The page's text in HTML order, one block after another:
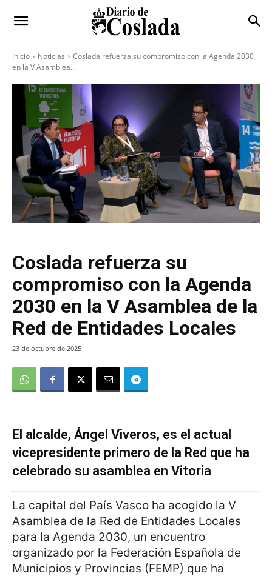
Inicio Noticias
Coslada refuerza su compromiso con la Agenda 2030
en la V Asamblea...
Coslada refuerza su
compromiso con la Agenda
2030 en la V Asamblea de la
Red de Entidades Locales
23 de octubre de 2025
El alcalde, Ángel Viveros, es el actual
vicepresidente primero de la Red que ha
celebrado su asamblea en Vitoria
La capital del País Vasco ha acogido la V
Asamblea de la Red de Entidades Locales
para la Agenda 2030, un encuentro
organizado por la Federación Española de
Municipios y Provincias (FEMP) que ha